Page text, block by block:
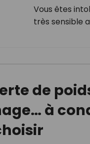
Vous êtes
très sensible
de
à